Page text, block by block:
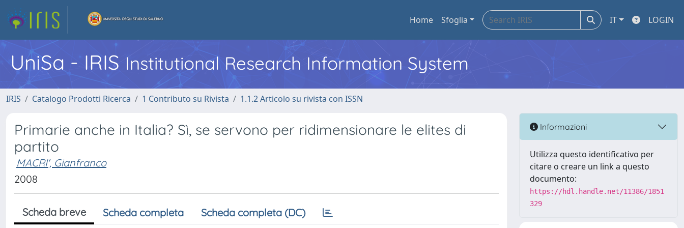
Home Sfoglia IT LOGIN
UniSa - IRIS Institutional Research Information System
IRIS Catalogo Prodotti Ricerca 1 Contributo su Rivista 1.1.2 Articolo su rivista con ISSN
Primarie anche in Italia? Sì, se servono per ridimensionare le elites di
partito
MACRI', Gianfranco
2008
Scheda breve Scheda completa Scheda completa (DC)
Informazioni
Utilizza questo identificativo per
citare o creare un link a questo
documento:
https://hdl.handle.net/11386/1851
329